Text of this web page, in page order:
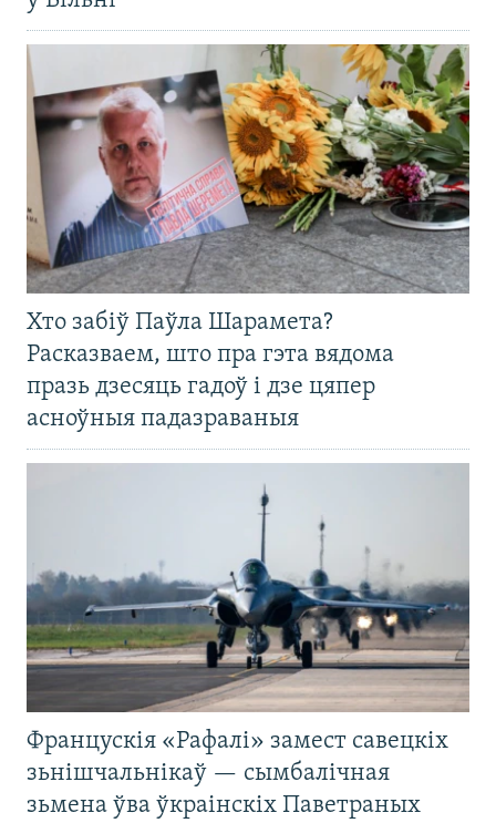
Хто забіў Паўла Шарамета?
Расказваем, што пра гэта вядома
празь дзесяць гадоў і дзе цяпер
асноўныя падазраваныя
Францускія «Рафалі» замест савецкіх
зьнішчальнікаў — сымбалічная
зьмена ўва ўкраінскіх Паветраных